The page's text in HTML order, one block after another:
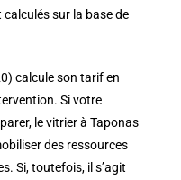
sur la base de
calcule son tarif en
Si votre
le vitrier à Taponas
des ressources
Si, toutefois, il s’agit